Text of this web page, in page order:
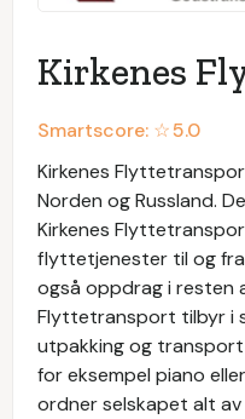
Kirkenes
Smartscore: ☆5.0
Kirkenes
Norden og Russland.
Kirkenes
flyttetjenester til og fra
også oppdrag i resten
Flyttetransport tilbyr i
utpakking og
for eksempel piano
ordner selskapet alt